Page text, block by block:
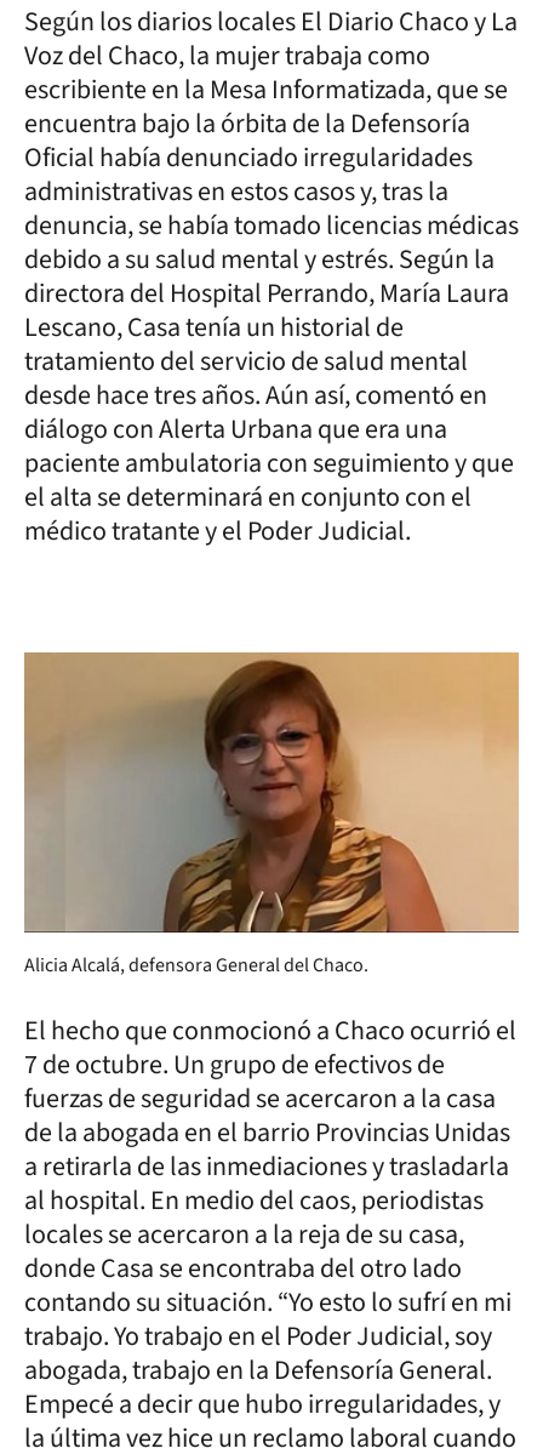
Según los diarios locales El Diario Chaco y La
Voz del Chaco, la mujer trabaja como
escribiente en la Mesa Informatizada, que se
encuentra bajo la órbita de la Defensoría
Oficial había denunciado irregularidades
administrativas en estos casos y, tras la
denuncia, se había tomado licencias médicas
debido a su salud mental y estrés. Según la
directora del Hospital Perrando, María Laura
Lescano, Casa tenía un historial de
tratamiento del servicio de salud mental
desde hace tres años. Aún así, comentó en
diálogo con Alerta Urbana que era una
paciente ambulatoria con seguimiento y que
el alta se determinará en conjunto con el
médico tratante y el Poder Judicial.
Alicia Alcalá, defensora General del Chaco.
El hecho que conmocionó a Chaco ocurrió el
7 de octubre. Un grupo de efectivos de
fuerzas de seguridad se acercaron a la casa
de la abogada en el barrio Provincias Unidas
a retirarla de las inmediaciones y trasladarla
al hospital. En medio del caos, periodistas
locales se acercaron a la reja de su casa,
donde Casa se encontraba del otro lado
contando su situación. “Yo esto lo sufrí en mi
trabajo. Yo trabajo en el Poder Judicial, soy
abogada, trabajo en la Defensoría General.
Empecé a decir que hubo irregularidades, y
la última vez hice un reclamo laboral cuando